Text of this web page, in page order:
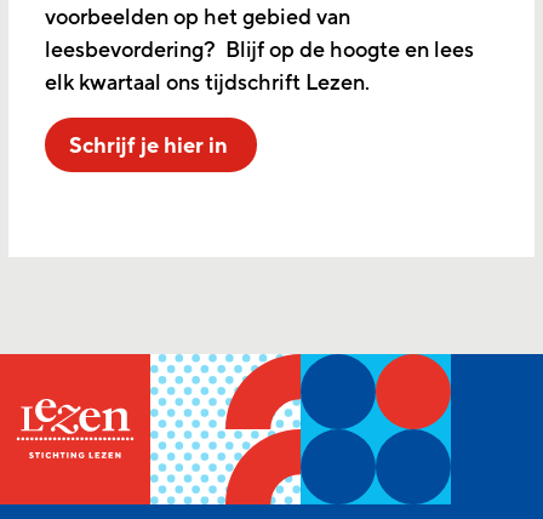
voorbeelden op het gebied van
leesbevordering? Blijf op de hoogte en lees
elk kwartaal ons tijdschrift Lezen.
Schrijf je hier in